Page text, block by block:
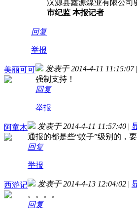
汉源县鑫源煤业有限公司驻
市纪监 本报记者
回复
举报
美丽可可 发表于 2014-4-11 11:15:07 |
强制支持！
回复
举报
阿童木 发表于 2014-4-11 11:57:40 |
通报的都是些“蚊子”级别的，
回复
举报
西游记 发表于 2014-4-13 12:04:02 |
。。。。
回复